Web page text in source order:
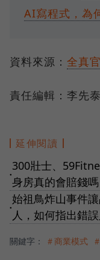
AI寫程式，為
資料來源： 全真
責任編輯：李先泰
延伸閱讀
●
300壯士、
身房真的會賠錢
●
始祖鳥炸山事件
人，如何指出錯
關鍵字： ＃商業模式